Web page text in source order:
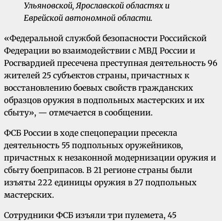
Ульяновской, Ярославской областях и
Еврейской автономной области.
«Федеральной службой безопасности Российской
Федерации во взаимодействии с МВД России и
Росгвардией пресечена преступная деятельность 96
жителей 25 субъектов страны, причастных к
восстановлению боевых свойств гражданских
образцов оружия в подпольных мастерских и их
сбыту», — отмечается в сообщении.
ФСБ России в ходе спецоперации пресекла
деятельность 55 подпольных оружейников,
причастных к незаконной модернизации оружия и
сбыту боеприпасов. В 21 регионе страны были
изъяты 222 единицы оружия в 27 подпольных
мастерских.
Сотрудники ФСБ изъяли три пулемета, 45